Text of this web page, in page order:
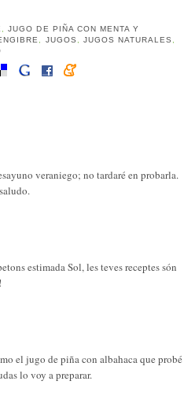
,JUGO DE PIÑA CON MENTA Y
, JUGOS , JUGOS NATURALES ,
veraniego; no tardaré en probarla.
estimada Sol, les teves receptes són
el jugo de piña con albahaca que probé
lo voy a preparar.